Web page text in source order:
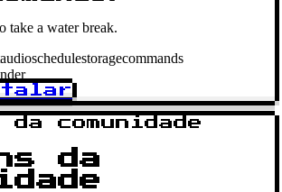
take a water break.
audioschedulestoragecommands
da comunidade
da